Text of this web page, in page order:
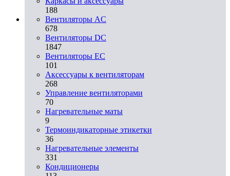
188
Вентиляторы AC
678
Вентиляторы DC
1847
Вентиляторы EC
101
Аксессуары к вентиляторам
268
Управление вентиляторами
70
Нагревательные маты
9
Термоиндикаторные этикетки
36
Нагревательные элементы
331
Кондиционеры